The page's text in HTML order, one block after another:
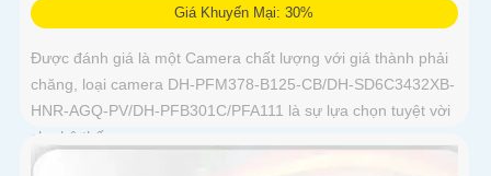
Giá Khuyến Mại: 30%
Được đánh giá là một Camera chất lượng với giá thành phải
chăng, loại camera DH-PFM378-B125-CB/DH-SD6C3432XB-
HNR-AGQ-PV/DH-PFB301C/PFA111 là sự lựa chọn tuyệt vời
cho hệ thống...